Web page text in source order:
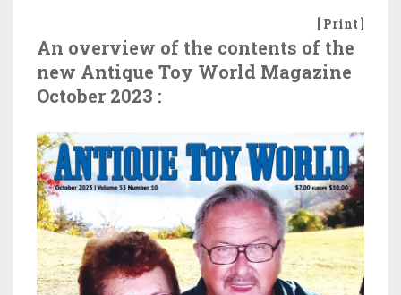
[ Print ]
An overview of the contents of the
new Antique Toy World Magazine
October 2023 :